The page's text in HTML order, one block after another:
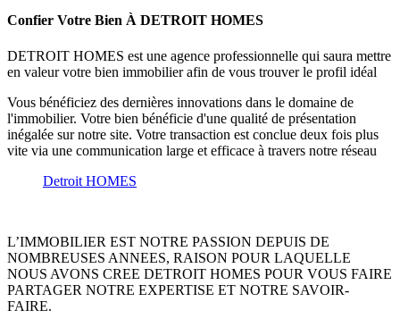
Confier Votre Bien À DETROIT HOMES
DETROIT HOMES est une agence professionnelle qui saura mettre
en valeur votre bien immobilier afin de vous trouver le profil idéal
Vous bénéficiez des dernières innovations dans le domaine de
l'immobilier. Votre bien bénéficie d'une qualité de présentation
inégalée sur notre site. Votre transaction est conclue deux fois plus
vite via une communication large et efficace à travers notre réseau
Detroit HOMES
L’IMMOBILIER EST NOTRE PASSION DEPUIS DE
NOMBREUSES ANNEES, RAISON POUR LAQUELLE
NOUS AVONS CREE DETROIT HOMES POUR VOUS FAIRE
PARTAGER NOTRE EXPERTISE ET NOTRE SAVOIR-
FAIRE.